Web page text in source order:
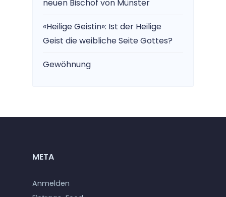
neuen Bischof von Münster
«Heilige Geistin»: Ist der Heilige
Geist die weibliche Seite Gottes?
Gewöhnung
META
Anmelden